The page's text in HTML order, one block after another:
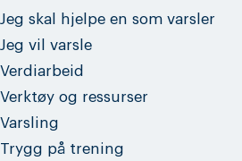
Jeg skal hjelpe en som varsler
Jeg vil varsle
Verdiarbeid
Verktøy og ressurser
Varsling
Trygg på trening